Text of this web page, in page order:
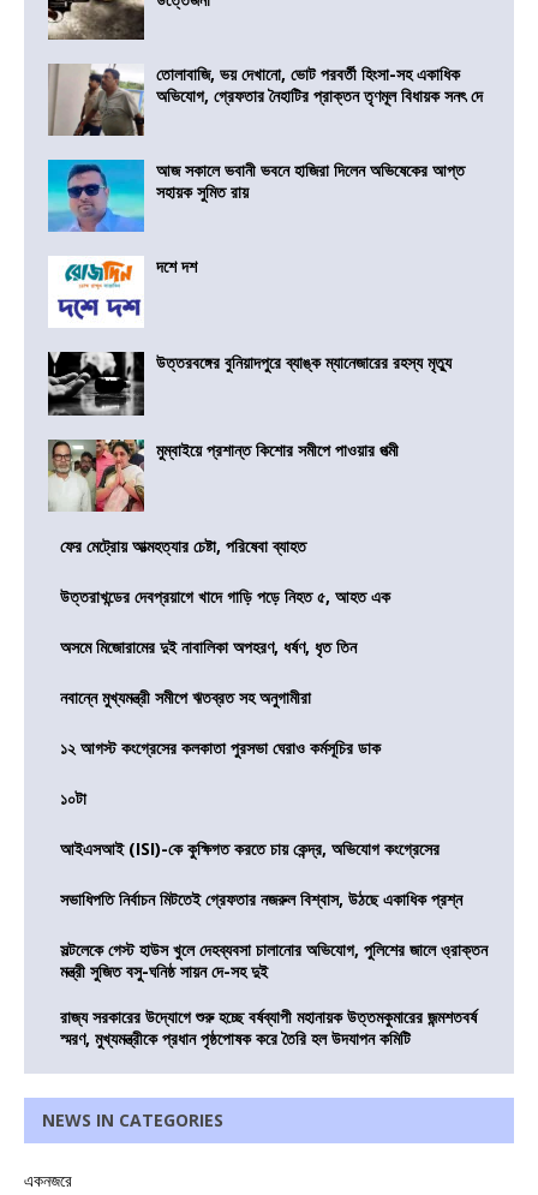
তোলাবাজি, ভয় দেখানো, ভোট পরবর্তী হিংসা-সহ একাধিক
অভিযোগ, গ্রেফতার নৈহাটির প্রাক্তন তৃণমূল বিধায়ক সনৎ দে
আজ সকালে ভবানী ভবনে হাজিরা দিলেন অভিষেকের আপ্ত
সহায়ক সুমিত রায়
দশে দশ
উত্তরবঙ্গের বুনিয়াদপুরে ব্যাঙ্ক ম্যানেজারের রহস্য মৃত্যু
মুম্বাইয়ে প্রশান্ত কিশোর সমীপে পাওয়ার পত্মী
ফের মেট্রোয় আত্মহত্যার চেষ্টা, পরিষেবা ব্যাহত
উত্তরাখন্ডের দেবপ্রয়াগে খাদে গাড়ি পড়ে নিহত ৫, আহত এক
অসমে মিজোরামের দুই নাবালিকা অপহরণ, ধর্ষণ, ধৃত তিন
নবান্নে মুখ্যমন্ত্রী সমীপে ঋতব্রত সহ অনুগামীরা
১২ আগস্ট কংগ্রেসের কলকাতা পুরসভা ঘেরাও কর্মসূচির ডাক
১০টা
আইএসআই (ISI)-কে কুক্ষিগত করতে চায় কেন্দ্র, অভিযোগ কংগ্রেসের
সভাধিপতি নির্বাচন মিটতেই গ্রেফতার নজরুল বিশ্বাস, উঠছে একাধিক প্রশ্ন
সল্টলেকে গেস্ট হাউস খুলে দেহব্যবসা চালানোর অভিযোগ, পুলিশের জালে ও্রাক্তন
মন্ত্রী সুজিত বসু-ঘনিষ্ঠ সায়ন দে-সহ দুই
রাজ্য সরকারের উদ্যোগে শুরু হচ্ছে বর্ষব্যাপী মহানায়ক উত্তমকুমারের জন্মশতবর্ষ
স্মরণ, মুখ্যমন্ত্রীকে প্রধান পৃষ্ঠপোষক করে তৈরি হল উদযাপন কমিটি
NEWS IN CATEGORIES
একনজরে